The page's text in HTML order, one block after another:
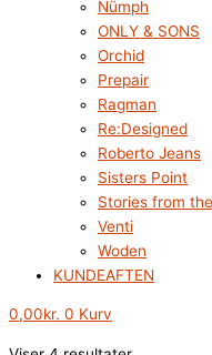
Nümph
ONLY & SONS
Orchid
Prepair
Ragman
Re:Designed
Roberto Jeans
Sisters Point
Stories from
Venti
Woden
KUNDEAFTEN
0,00kr. 0 Kurv